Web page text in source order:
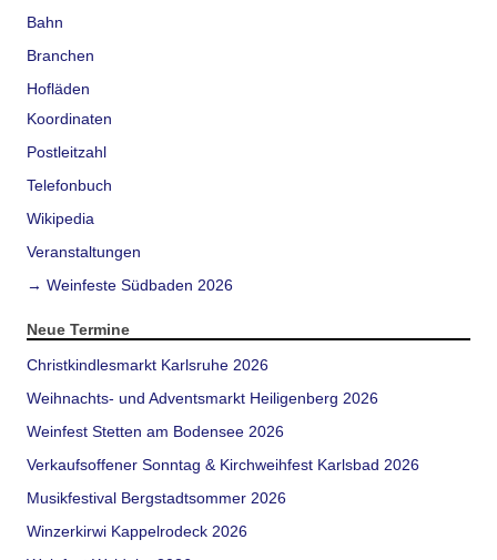
Bahn
Branchen
Hofläden
Koordinaten
Postleitzahl
Telefonbuch
Wikipedia
Veranstaltungen
→ Weinfeste Südbaden 2026
Neue Termine
Christkindlesmarkt Karlsruhe 2026
Weihnachts- und Adventsmarkt Heiligenberg 2026
Weinfest Stetten am Bodensee 2026
Verkaufsoffener Sonntag & Kirchweihfest Karlsbad 2026
Musikfestival Bergstadtsommer 2026
Winzerkirwi Kappelrodeck 2026